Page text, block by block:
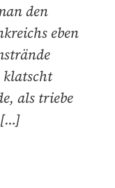
den
eben
als triebe
[…]